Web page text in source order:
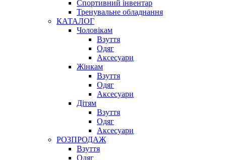
Спортивний інвентар
Тренувальне обладнання
КАТАЛОГ
Чоловікам
Взуття
Одяг
Аксесуари
Жінкам
Взуття
Одяг
Аксесуари
Дітям
Взуття
Одяг
Аксесуари
РОЗПРОДАЖ
Взуття
Одяг